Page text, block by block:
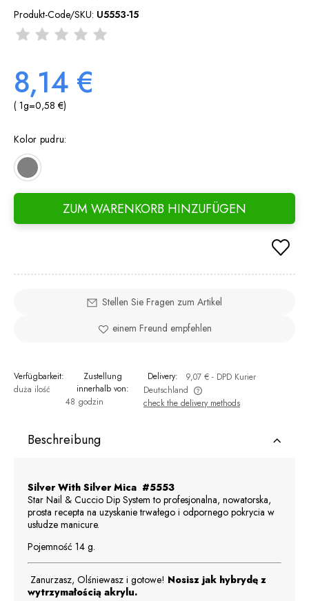
Produkt-Code/SKU: U5553-15
8,14 €
( 1g=0,58 €)
Kolor pudru:
ZUM WARENKORB HINZUFÜGEN
Stellen Sie Fragen zum Artikel
einem Freund empfehlen
Verfügbarkeit:
duża ilość
Zustellung
innerhalb von:
48 godzin
Delivery: 9,07 € - DPD Kurier
Deutschland
The price does not include any possible payment costs
check the delivery methods
Beschreibung
Silver With Silver Mica #5553
Star Nail & Cuccio Dip System to profesjonalna, nowatorska,
prosta recepta na uzyskanie trwałego i odpornego pokrycia w
usłudze manicure.
Pojemność 14 g.
Zanurzasz, Olśniewasz i gotowe! Nosisz jak hybrydę z
wytrzymałością akrylu.